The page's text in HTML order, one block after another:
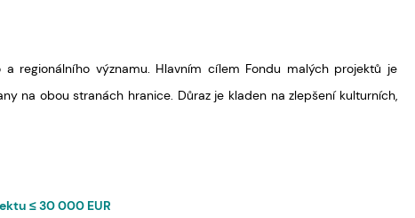
regionálního významu. Hlavním cílem Fondu malých projektů je
na obou stranách hranice. Důraz je kladen na zlepšení kulturních,
≤ 30 000 EUR